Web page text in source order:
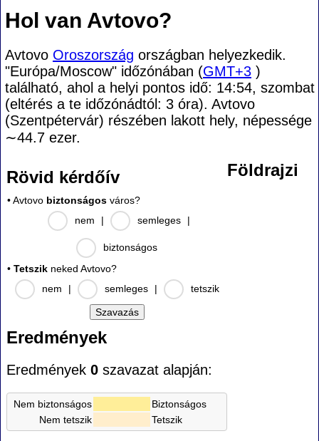
Hol van Avtovo?
Avtovo Oroszország országban helyezkedik.
"Európa/Moscow" időzónában (GMT+3 )
található, ahol a helyi pontos idő: 14:54, szombat
(eltérés a te időzónádtól: 3 óra). Avtovo
(Szentpétervár) részében lakott hely, népessége
∼44.7 ezer.
Rövid kérdőív
• Avtovo biztonságos város?
nem
| semleges |
biztonságos
• Tetszik neked Avtovo?
nem
| semleges | tetszik
Eredmények
Eredmények 0 szavazat alapján:
Nem biztonságos
Biztonságos
Nem tetszik
Tetszik
Földrajzi